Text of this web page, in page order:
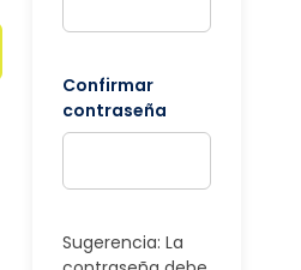
Confirmar
contraseña
Sugerencia: La